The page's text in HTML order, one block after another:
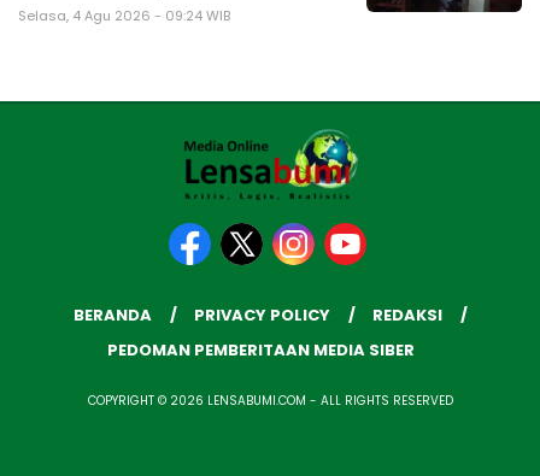
Selasa, 4 Agu 2026 - 09:24 WIB
BERANDA PRIVACY POLICY
REDAKSI
PEDOMAN PEMBERITAAN MEDIA SIBER
COPYRIGHT © 2026 LENSABUMI.COM - ALL RIGHTS RESERVED